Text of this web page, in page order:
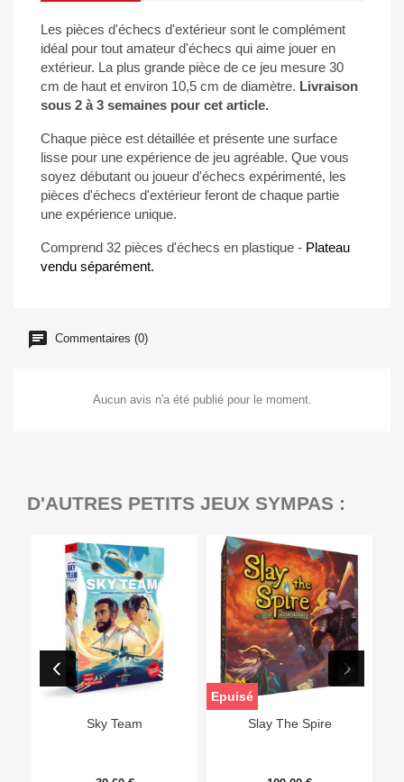
Les pièces d'échecs d'extérieur sont le complément
idéal pour tout amateur d'échecs qui aime jouer en
extérieur. La plus grande pièce de ce jeu mesure 30
cm de haut et environ 10,5 cm de diamètre. Livraison
sous 2 à 3 semaines pour cet article.
Chaque pièce est détaillée et présente une surface
lisse pour une expérience de jeu agréable. Que vous
soyez débutant ou joueur d'échecs expérimenté, les
pièces d'échecs d'extérieur feront de chaque partie
une expérience unique.
Comprend 32 pièces d'échecs en plastique - Plateau
vendu séparément.
Commentaires (0)
Aucun avis n'a été publié pour le moment.
D'AUTRES PETITS JEUX SYMPAS :
Sky Team Slay The Spire
Epuisé